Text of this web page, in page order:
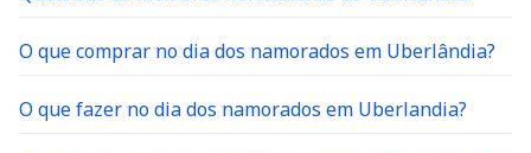
O que comprar no dia dos namorados em Uberlândia?
O que fazer no dia dos namorados em Uberlandia?